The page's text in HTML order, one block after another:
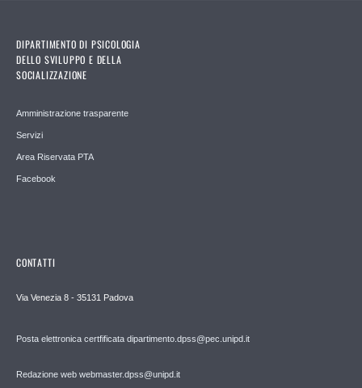
DIPARTIMENTO DI PSICOLOGIA
DELLO SVILUPPO E DELLA
SOCIALIZZAZIONE
Amministrazione trasparente
Servizi
Area Riservata PTA
Facebook
CONTATTI
Via Venezia 8 - 35131 Padova
Posta elettronica certfificata dipartimento.dpss@pec.unipd.it
Redazione web webmaster.dpss@unipd.it